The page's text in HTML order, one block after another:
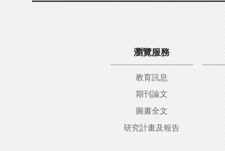
瀏覽服務
教育訊息
期刊論文
圖書全文
研究計畫及報告